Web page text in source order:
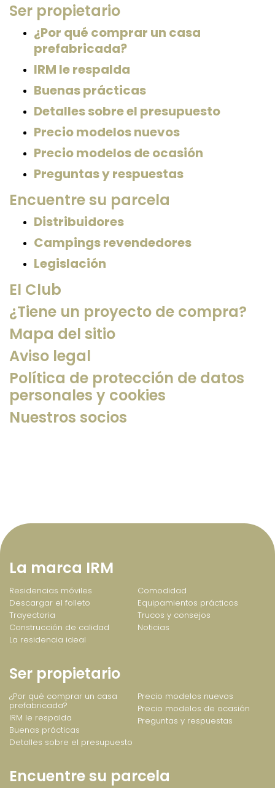
Ser propietario
¿Por qué comprar un casa
prefabricada?
IRM le respalda
Buenas prácticas
Detalles sobre el presupuesto
Precio modelos nuevos
Precio modelos de ocasión
Preguntas y respuestas
Encuentre su parcela
Distribuidores
Campings revendedores
Legislación
El Club
¿Tiene un proyecto de compra?
Mapa del sitio
Aviso legal
Política de protección de datos
personales y cookies
Nuestros socios
La marca IRM
Residencias móviles
Descargar el folleto
Trayectoria
Construcción de calidad
La residencia ideal
Comodidad
Equipamientos prácticos
Trucos y consejos
Noticias
Ser propietario
¿Por qué comprar un casa
prefabricada?
IRM le respalda
Buenas prácticas
Detalles sobre el presupuesto
Precio modelos nuevos
Precio modelos de ocasión
Preguntas y respuestas
Encuentre su parcela